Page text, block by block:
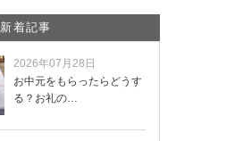
新着記事
2026年07月28日
お中元をもらったらどうす
る？お礼の…